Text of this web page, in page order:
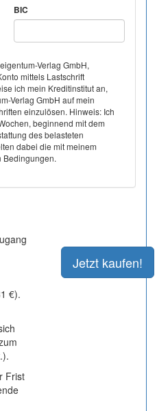
BIC
Verlag GmbH,
mittels Lastschrift
ich mein Kreditinstitut an,
Verlag GmbH auf mein
einzulösen. Hinweis: Ich
beginnend mit dem
des belasteten
dabei die mit meinem
Bedingungen.
€).
Frist